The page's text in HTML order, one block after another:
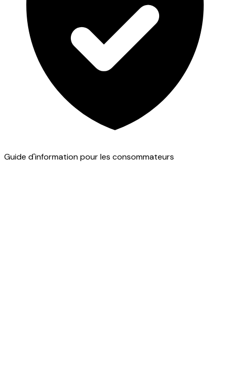
Guide d'information pour les consommateurs